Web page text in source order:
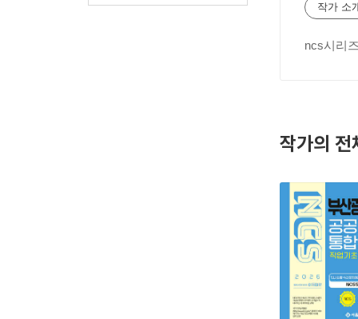
작가 소
ncs시리
작가의 전